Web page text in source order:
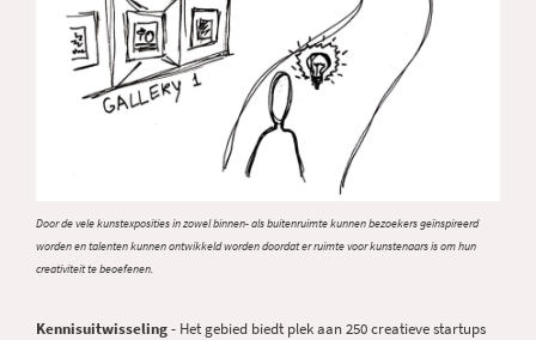
Door de vele kunstexposities in zowel binnen- als buitenruimte kunnen bezoekers geïnspireerd
worden en talenten kunnen ontwikkeld worden doordat er ruimte voor kunstenaars is om hun
creativiteit te beoefenen.
Kennisuitwisseling- Het gebied biedt plek aan 250 creatieve startups